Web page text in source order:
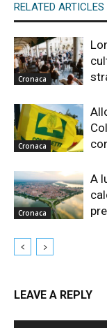
RELATED ARTICLES
Cronaca
Cronaca
Cronaca
A
LEAVE A REPLY